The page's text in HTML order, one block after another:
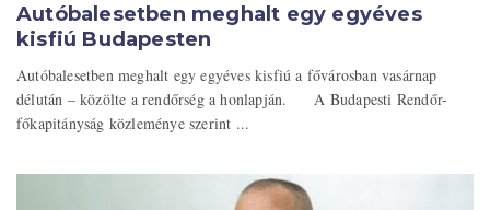
Autóbalesetben meghalt egy egyéves
kisfiú Budapesten
Autóbalesetben meghalt egy egyéves kisfiú a fővárosban vasárnap
délután – közölte a rendőrség a honlapján. A Budapesti Rendőr-
főkapitányság közleménye szerint ...